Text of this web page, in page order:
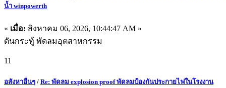
น้ำ winpowerth
« เมื่อ: สิงหาคม 06, 2026, 10:44:47 AM »
ดันกระทู้ พัดลมอุตสาหกรรม
11
อสังหาอื่นๆ / Re: พัดลม explosion proof พัดลมป้องกันประกายไฟในโรงงาน